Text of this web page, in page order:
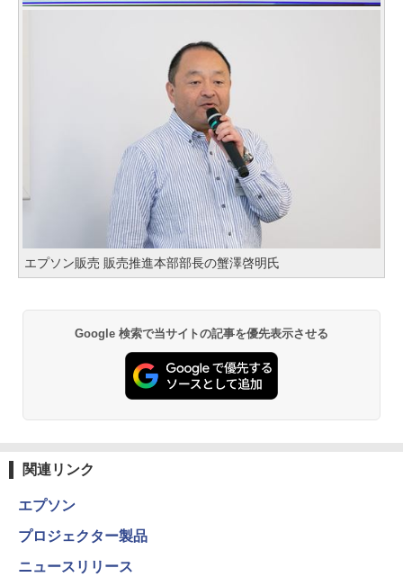
エプソン販売 販売推進本部部長の蟹澤啓明氏
Google 検索で当サイトの記事を優先表示させる
関連リンク
エプソン
プロジェクター製品
ニュースリリース